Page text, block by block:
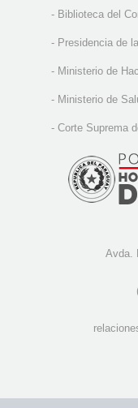
- Biblioteca del
- Presidencia de
- Ministerio de
- Ministerio de
- Corte Suprema
Avda.
r